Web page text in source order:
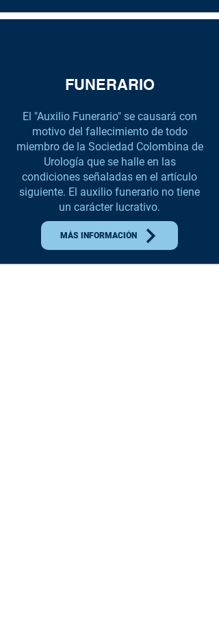
FUNERARIO
El "Auxilio Funerario" se causará con
motivo del fallecimiento de todo
miembro de la Sociedad Colombina de
Urología que se halle en las
condiciones señaladas en el artículo
siguiente. El auxilio funerario no tiene
un carácter lucrativo.
MÁS INFORMACIÓN